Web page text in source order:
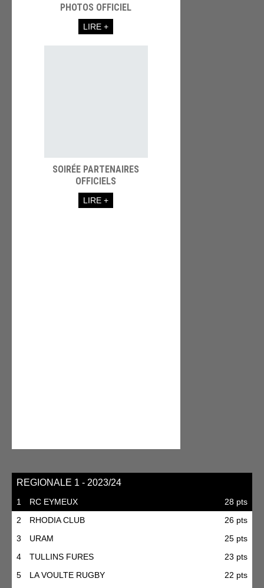
PHOTOS OFFICIEL
LIRE +
SOIRÉE PARTENAIRES
OFFICIELS
LIRE +
REGIONALE 1 - 2023/24
1 RC EYMEUX
28 pts
2
RHODIA CLUB
26 pts
3
URAM
25 pts
4
TULLINS FURES
23 pts
5
LA VOULTE RUGBY
22 pts